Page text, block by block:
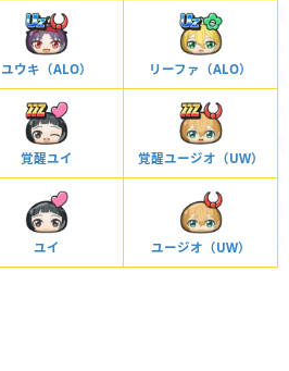
ユウキ（ALO） リーファ（ALO）
覚醒ユイ 覚醒ユージオ（UW）
ユイ ユージオ（UW）